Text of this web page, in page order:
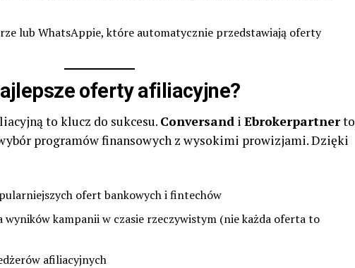
lub WhatsAppie, które automatycznie przedstawiają oferty
oferty afiliacyjne?
to klucz do sukcesu. Conversand i Ebrokerpartnerto
programów finansowych z wysokimi prowizjami. Dzięki
ofert bankowych i fintechów
wyników kampanii w czasie rzeczywistym (nie każda oferta to
afiliacyjnych